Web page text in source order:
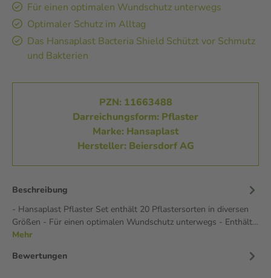
Für einen optimalen Wundschutz unterwegs
Optimaler Schutz im Alltag
Das Hansaplast Bacteria Shield Schützt vor Schmutz
und Bakterien
PZN: 11663488
Darreichungsform: Pflaster
Marke: Hansaplast
Hersteller: Beiersdorf AG
Beschreibung
- Hansaplast Pflaster Set enthält 20 Pflastersorten in diversen
Größen - Für einen optimalen Wundschutz unterwegs - Enthält…
Mehr
Bewertungen